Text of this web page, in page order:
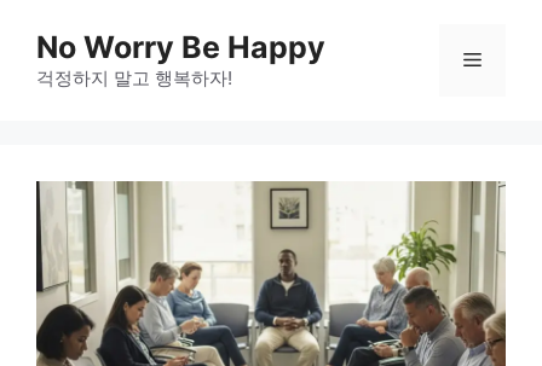
content
No Worry Be Happy
걱정하지 말고 행복하자!
Menu